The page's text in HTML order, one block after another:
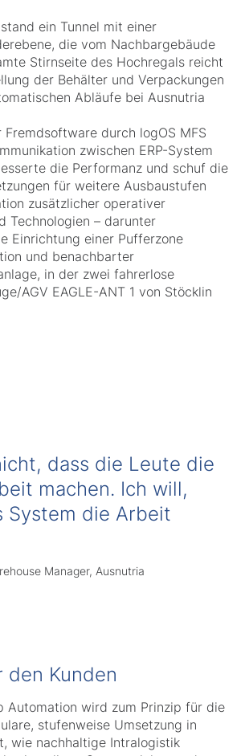
ein Tunnel mit einer
die vom Nachbargebäude
Stirnseite des Hochregals reicht
der Behälter und Verpackungen
Abläufe bei Ausnutria
Fremdsoftware durch logOS MFS
zwischen ERP-System
die Performanz und schuf die
für weitere Ausbaustufen
zusätzlicher operativer
Technologien – darunter
Einrichtung einer Pufferzone
und benachbarter
in der zwei fahrerlose
AGV EAGLE-ANT 1 von Stöcklin
dass die Leute die
machen. Ich will,
System die Arbeit
Manager, Ausnutria
den Kunden
Automation wird zum Prinzip für die
stufenweise Umsetzung in
wie nachhaltige Intralogistik